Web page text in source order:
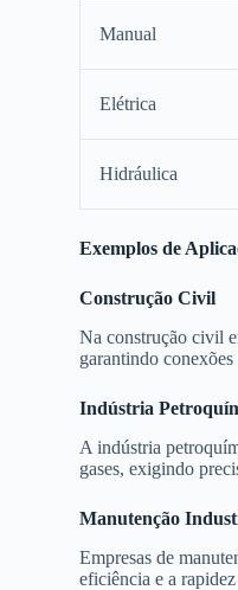
Manual
Elétrica
Hidráulica
Exemplos de
Construção Civil
Na construção civil
garantindo conexões
Indústria
A indústria
gases, exigindo
Manutenção
Empresas de
eficiência e a